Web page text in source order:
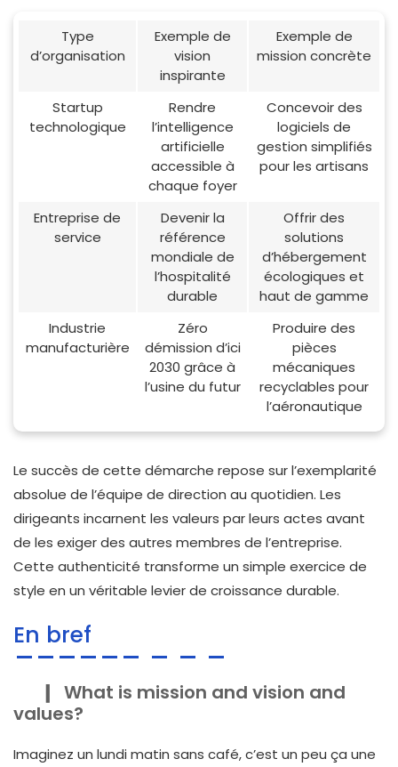
Type
d’organisation
Exemple de
vision
inspirante
Exemple de
mission concrète
Startup
technologique
Rendre
l’intelligence
artificielle
accessible à
chaque foyer
Concevoir des
logiciels de
gestion simplifiés
pour les artisans
Entreprise de
service
Devenir la
référence
mondiale de
l’hospitalité
durable
Offrir des
solutions
d’hébergement
écologiques et
haut de gamme
Industrie
manufacturière
Zéro
démission d’ici
2030 grâce à
l’usine du futur
Produire des
pièces
mécaniques
recyclables pour
l’aéronautique
Le succès de cette démarche repose sur l’exemplarité
absolue de l’équipe de direction au quotidien. Les
dirigeants incarnent les valeurs par leurs actes avant
de les exiger des autres membres de l’entreprise.
Cette authenticité transforme un simple exercice de
style en un véritable levier de croissance durable.
En bref
What is mission and vision and
values?
Imaginez un lundi matin sans café, c’est un peu ça une